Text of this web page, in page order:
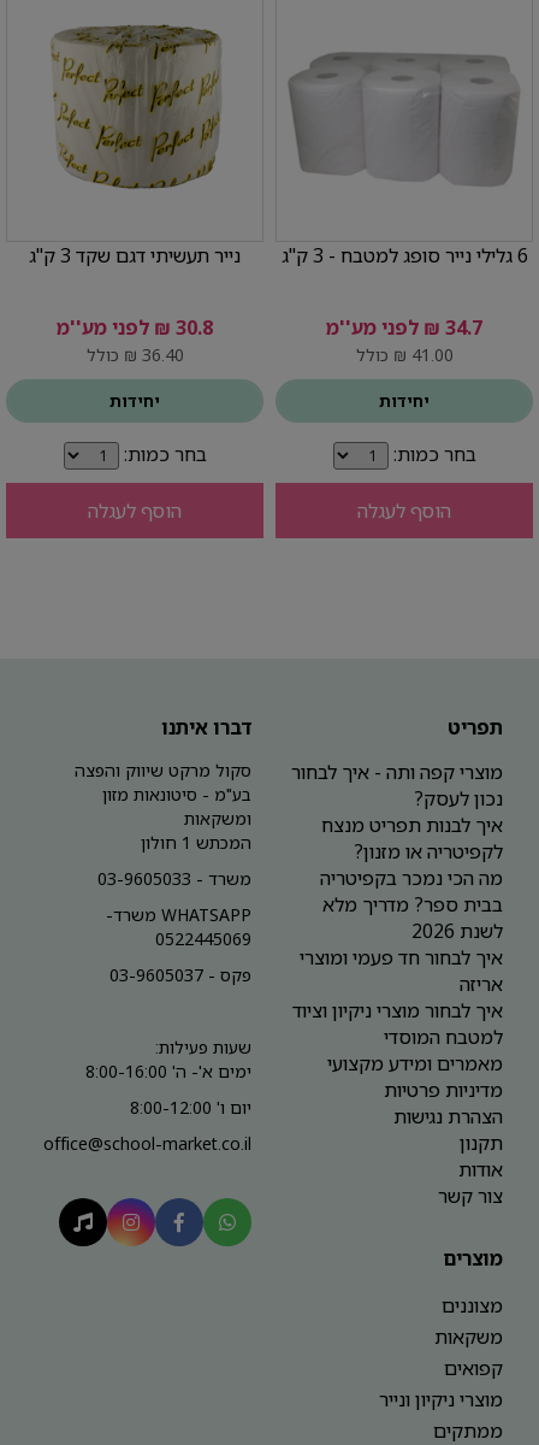
6 גלילי נייר סופג למטבח - 3 ק"ג
34.7 ₪ לפני מע''מ
41.00 ₪ כולל
יחידות
בחר כמות:
הוסף לעגלה
נייר תעשיתי דגם שקד 3 ק"ג
30.8 ₪ לפני מע''מ
36.40 ₪ כולל
יחידות
בחר כמות:
הוסף לעגלה
דברו איתנו
סקול מרקט שיווק והפצה
בע"מ - סיטונאות מזון
ומשקאות
המכתש 1 חולון
משרד - 03-9605033
WHATSAPP משרד-
0522445069
פקס - 03-9605037
שעות פעילות:
ימים א'- ה' 8:00-16:00
יום ו' 8:00-12:00
office@school-market.co.il
תפריט
מוצרי קפה ותה - איך לבחור
נכון לעסק?
איך לבנות תפריט מנצח
לקפיטריה או מזנון?
מה הכי נמכר בקפיטריה
בבית ספר? מדריך מלא
לשנת 2026
איך לבחור חד פעמי ומוצרי
אריזה
איך לבחור מוצרי ניקיון וציוד
למטבח המוסדי
מאמרים ומידע מקצועי
מדיניות פרטיות
הצהרת נגישות
תקנון
אודות
צור קשר
מוצרים
מצוננים
משקאות
קפואים
מוצרי ניקיון ונייר
ממתקים